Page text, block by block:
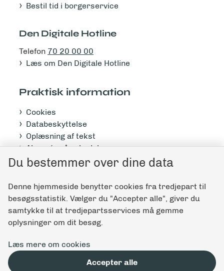
Bestil tid i borgerservice
Den Digitale Hotline
Telefon 70 20 00 00
Læs om Den Digitale Hotline
Praktisk information
Cookies
Databeskyttelse
Oplæsning af tekst
Abonnér på nyhedsbrev
Tilgængelighedserklæring
Giv feedback til denne side
Du bestemmer over dine data
Denne hjemmeside benytter cookies fra tredjepart til
besøgsstatistik. Vælger du "Accepter alle", giver du
samtykke til at tredjepartsservices må gemme
oplysninger om dit besøg.
Læs mere om cookies
Accepter alle